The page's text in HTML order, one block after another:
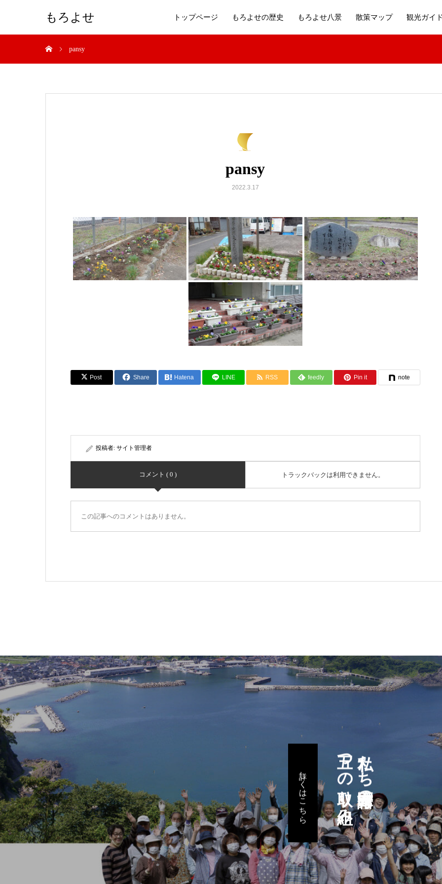
もろよせ トップページ もろよせの歴史 もろよせ八景 散策マップ 観光ガイ
pansy
pansy
2022.3.17
Post Share Hatena LINE RSS feedly Pin it note
投稿者: サイト管理者
コメント ( 0 ) トラックバックは利用できません。
この記事へのコメントはありません。
私たち諸寄区民の
五つの取り組み
詳しくはこちら